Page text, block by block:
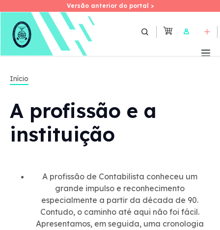
Skip
Versão anterior do portal >
Versão anterior do portal >
User
Início
A profissão e a
instituição
A profissão de Contabilista conheceu um
grande impulso e reconhecimento
especialmente a partir da década de 90.
Contudo, o caminho até aqui não foi fácil.
Apresentamos, em seguida, uma cronologia
2024
16 de janeiro - A Benedita, vila do município de
Alcobaça, acolheu a primeira conferência
subordinada ao tema «As empresas e os
contabilistas como parceiros estratégicos – Desafios
e oportunidades.»
Imagem